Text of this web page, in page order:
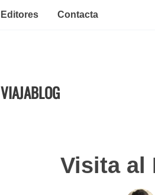
Editores Contacta
VIAJABLOG
Visita al